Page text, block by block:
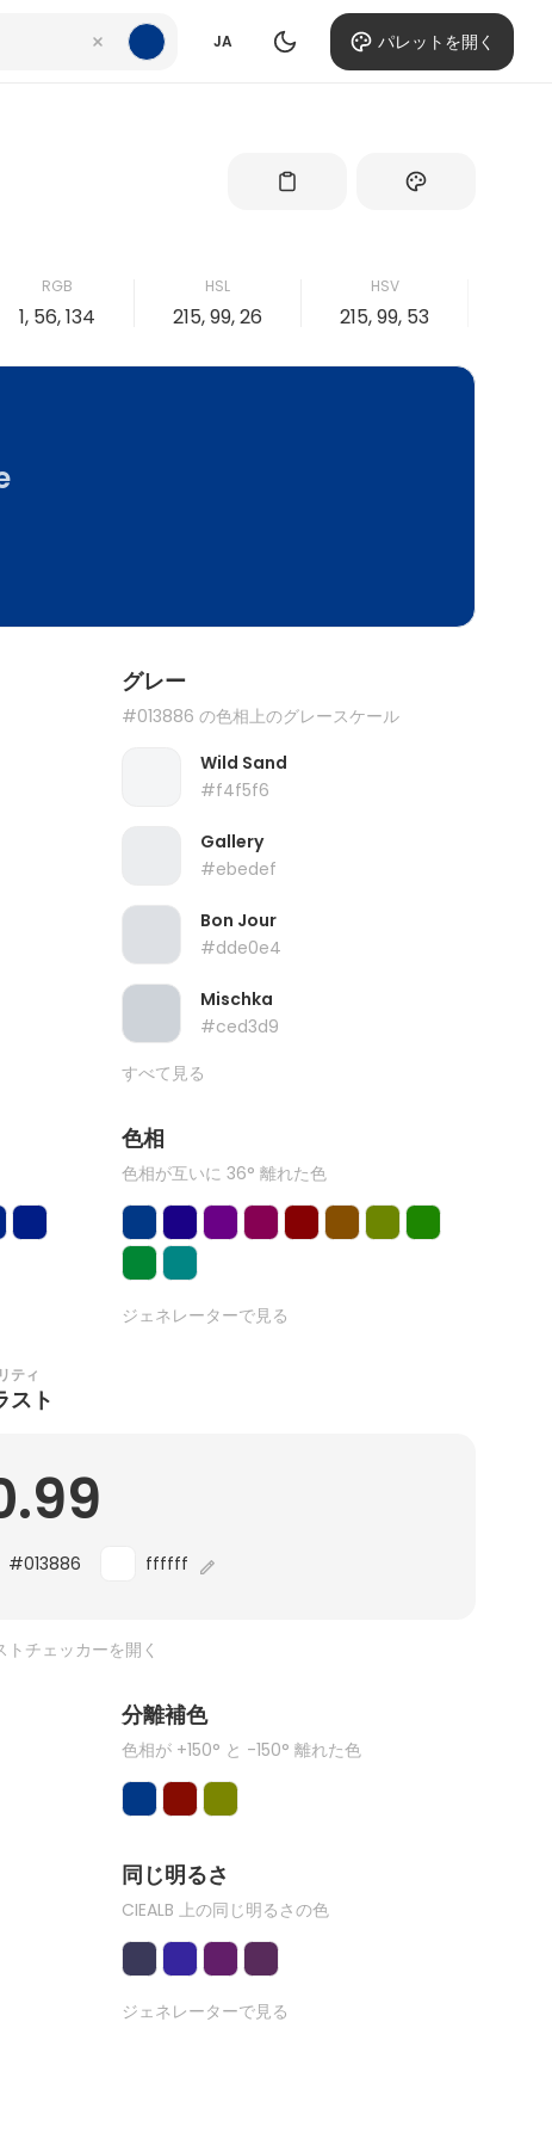
JA パレットを開く
RGB
1, 56, 134
HSL
215, 99, 26
HSV
215, 99, 53
グレー
#013886 の色相上のグレースケール
Wild Sand
#f4f5f6
Gallery
#ebedef
Bon Jour
#dde0e4
Mischka
#ced3d9
すべて見る
色相
色相が互いに 36° 離れた色
ジェネレーターで見る
ティ
スト
#013886 ffffff
トチェッカーを開く
分離補色
色相が +150° と -150° 離れた色
同じ明るさ
CIEALB 上の同じ明るさの色
ジェネレーターで見る